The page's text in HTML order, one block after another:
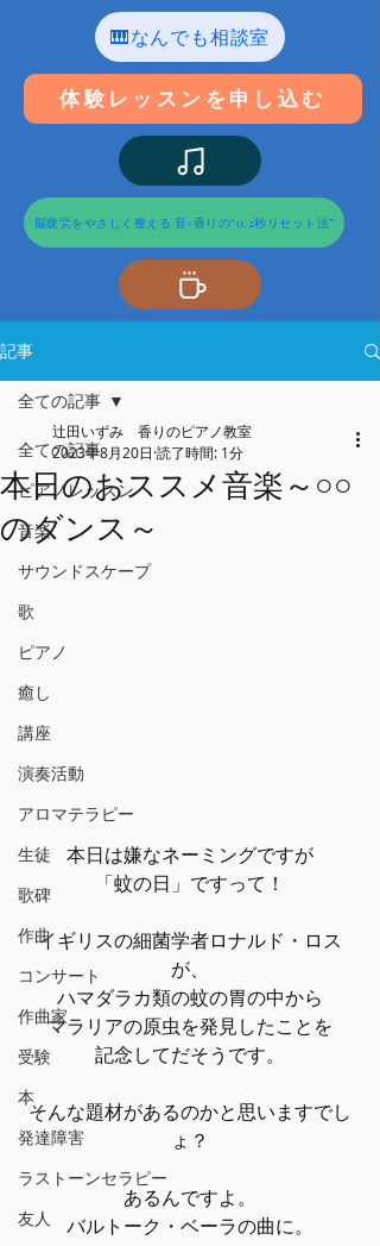
🎹なんでも相談室
体験レッスンを申し込む
脳疲労をやさしく整える 音×香りの“0.2秒リセット法”
記事
全ての記事
ピアノレッスン
音楽
サウンドスケープ
歌
ピアノ
癒し
講座
演奏活動
アロマテラピー
生徒
歌碑
作曲
コンサート
作曲家
受験
本
発達障害
ラストーンセラピー
友人
全ての記事
本日のおススメ音楽～○○
のダンス～
辻田いずみ 香りのピアノ教室
2023年8月20日 読了時間: 1分
本日は嫌なネーミングですが
「蚊の日」ですって！
イギリスの細菌学者ロナルド・ロス
が、
ハマダラカ類の蚊の胃の中から
マラリアの原虫を発見したことを
記念してだそうです。
そんな題材があるのかと思いますでし
ょ？
あるんですよ。
バルトーク・ベーラの曲に。